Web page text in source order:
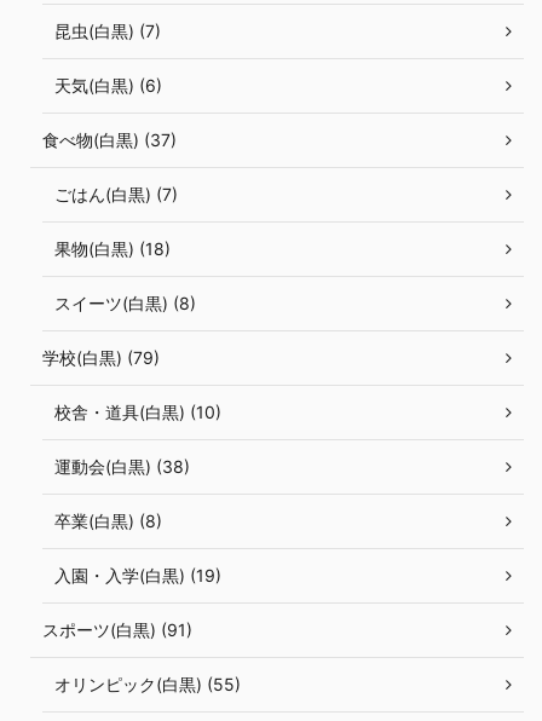
昆虫(白黒) (7)
天気(白黒) (6)
食べ物(白黒) (37)
ごはん(白黒) (7)
果物(白黒) (18)
スイーツ(白黒) (8)
学校(白黒) (79)
校舎・道具(白黒) (10)
運動会(白黒) (38)
卒業(白黒) (8)
入園・入学(白黒) (19)
スポーツ(白黒) (91)
オリンピック(白黒) (55)